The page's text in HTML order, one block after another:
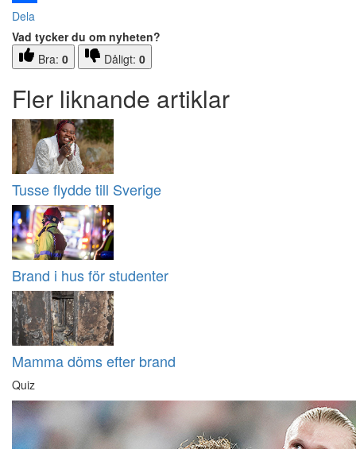
Dela
Vad tycker du om nyheten?
Bra: 0 Dåligt: 0
Fler liknande artiklar
Tusse flydde till Sverige
Brand i hus för studenter
Mamma döms efter brand
Quiz